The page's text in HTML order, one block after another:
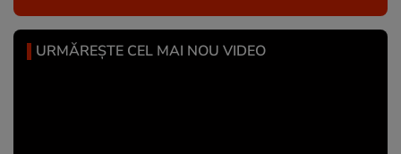
URMĂREȘTE CEL MAI NOU VIDEO